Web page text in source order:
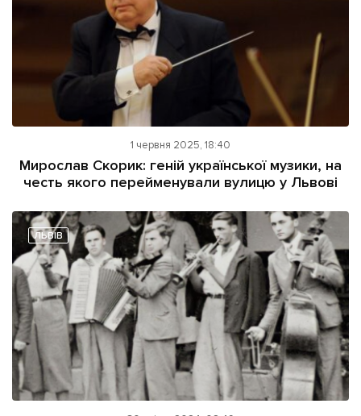
Підтримати dyvys.info
1 червня 2025, 18:40
Мирослав Скорик: геній української музики, на
честь якого перейменували вулицю у Львові
ЛЬВІВ